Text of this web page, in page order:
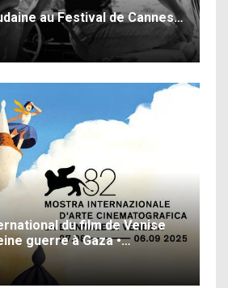
au Festival de Cannes…
du film de Venise
guerre à Gaza •…